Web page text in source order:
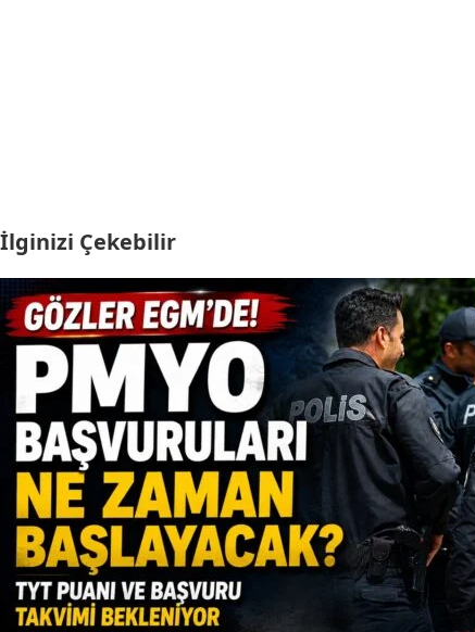
İlginizi Çekebilir